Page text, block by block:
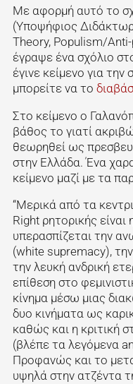
Με αφορμή αυτό το
(Υποψήφιος
Theory, Populism/
έγραψε ένα σχόλιο
έγινε κείμενο για
μπορείτε να το
Στο κείμενο ο
βάθος το γιατί
θεωρηθεί ως
στην Ελλάδα. Ένα
κείμενο μαζί με τα
“Μερικά από τα
Right ρητορικής
υπερασπίζεται την
(white supremacy),
την λευκή ανδρική
επίθεση στο
κίνημα μέσω μιας
δυο κινήματα ως
καθώς και η κριτική
(βλέπε τα λεγόμενα
Προφανώς και το
υψηλά στην ατζέντα